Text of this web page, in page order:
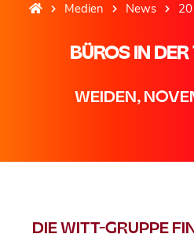
Medien News
BÜROS IN
WEIDEN,
DIE WITT-GRUPPE